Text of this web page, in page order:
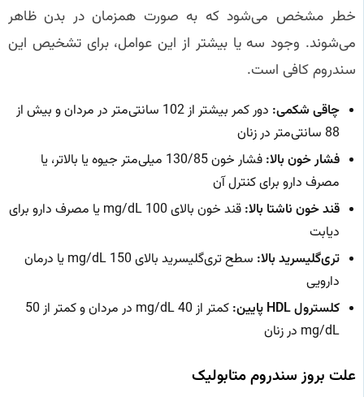
خطر مشخص می‌شود که به صورت همزمان در بدن ظاهر
می‌شوند. وجود سه یا بیشتر از این عوامل، برای تشخیص این
سندروم کافی است.
چاقی شکمی:
دور کمر بیشتر از 102 سانتی‌متر در مردان و بیش از
88 سانتی‌متر در زنان
فشار خون بالا:
فشار خون 130/85 میلی‌متر جیوه یا بالاتر، یا
مصرف دارو برای کنترل آن
قند خون ناشتا بالا:
قند خون بالای 100 mg/dL یا مصرف دارو برای
دیابت
تری‌گلیسرید بالا:
سطح تری‌گلیسرید بالای 150 mg/dL یا درمان
دارویی
کلسترول HDL پایین:
کمتر از 40 mg/dL در مردان و کمتر از 50
mg/dL در زنان
علت بروز سندروم متابولیک